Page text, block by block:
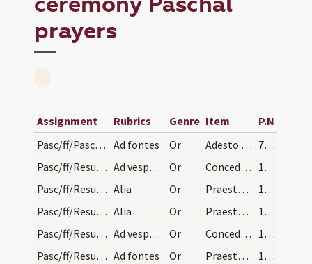
prayers
Assignment Rubrics Genre Item
P.N
Pasc/ff/Paschal prayers
Ad fontes Or Adesto quaesumus Domine supplicationibus nostris et in tua misericordia confidentes
73 (62v)
Pasc/ff/Resurrectio Domini/Paschal prayers/1
Ad vesperas Or Concede quaesumus omnipotens Deus ut qui resurrectionis dominicae ... ereptionis
190 (178v)
Pasc/ff/Resurrectio Domini/Paschal prayers/2 Alia Or Praesta quaesumus omnipotens Deus ut qui resurrectionis dominicae ... innovatione
191 (179v)
Pasc/ff/Resurrectio Domini/Paschal prayers/3 Alia Or Praesta quaesumus omnipotens Deus ut qui gratiam dominicae resurrectionis
191 (179v)
Pasc/ff/Resurrectio Domini/Paschal prayers/1
Ad vesperas Or Concede quaesumus omnipotens Deus ut qui peccatorum nostrorum pondere
192 (180v)
Pasc/ff/Resurrectio Domini/Paschal prayers/2 Ad fontes Or Praesta quaesumus omnipotens Deus ut festa paschalia quae venerando
192 (180v)